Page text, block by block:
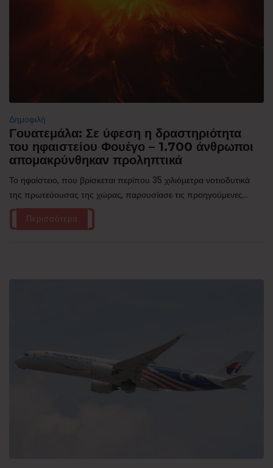
Δημοφιλή
Γουατεμάλα: Σε ύφεση η δραστηριότητα
του ηφαιστείου Φουέγο – 1.700 άνθρωποι
απομακρύνθηκαν προληπτικά
Το ηφαίστειο, που βρίσκεται περίπου 35 χιλιόμετρα νοτιοδυτικά
της πρωτεύουσας της χώρας, παρουσίασε τις προηγούμενες...
Περισσότερα